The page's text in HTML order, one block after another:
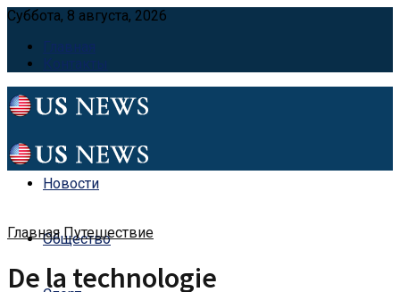
Суббота, 8 августа, 2026
Главная
Контакты
Новости
Общество
Главная Путешествие
De la technologie